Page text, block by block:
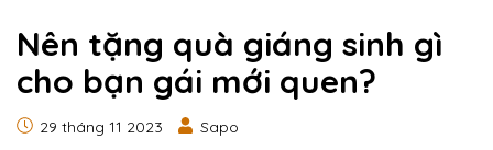
Nên tặng quà giáng sinh gì
cho bạn gái mới quen?
29 tháng 11 2023
Sapo